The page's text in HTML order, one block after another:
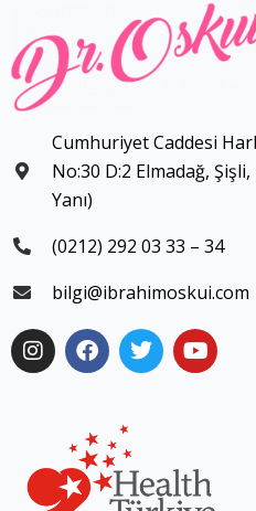
Cumhuriyet Caddesi
No:30 D:2 Elmadağ,
Yanı)
(0212) 292 03 33 – 34
bilgi@ibrahimoskui.com